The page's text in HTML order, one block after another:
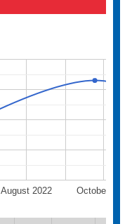
August 2022 October 2022